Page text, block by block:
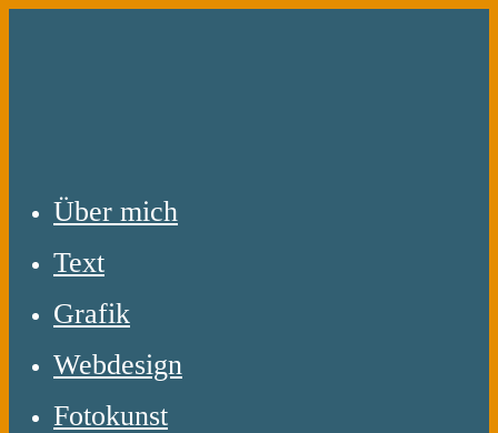
Über mich
Text
Grafik
Webdesign
Fotokunst